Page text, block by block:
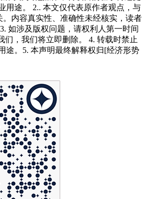
用途。 2.. 本文仅代表原作者观点，与
内容真实性、准确性未经核实，读者
如涉及版权问题，请权利人第一时间
们，我们将立即删除。 4. 转载时禁止
途。5. 本声明最终解释权归[经济形势